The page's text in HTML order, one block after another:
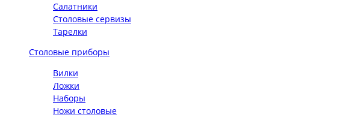
Салатники
Столовые сервизы
Тарелки
Столовые приборы
Вилки
Ложки
Наборы
Ножи столовые